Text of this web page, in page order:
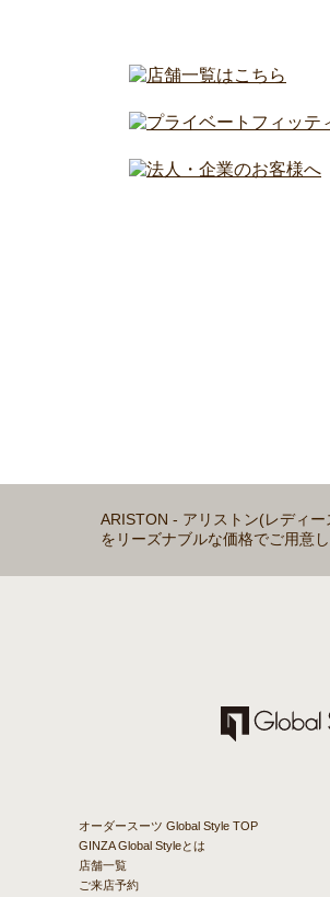
ARISTON - アリストン(レディ
をリーズナブルな価格でご用意し
オーダースーツ Global Style TOP
GINZA Global Styleとは
店舗一覧
ご来店予約